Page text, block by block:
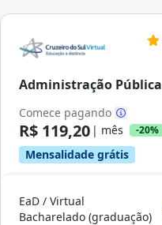
Administração Pública
Comece pagando
R$ 119,20 | mês -20%
Mensalidade grátis
EaD / Virtual
Bacharelado (graduação)